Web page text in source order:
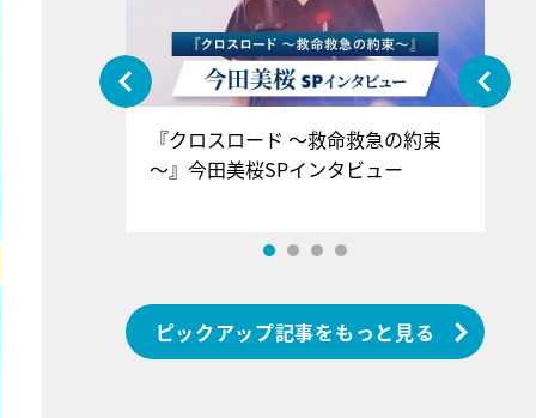
』＝LOV
インタ
『クロスロード ～救命救急の約束
～』今田美桜SPインタビュー
ピックアップ記事をもっと見る